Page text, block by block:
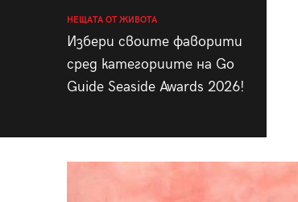
НЕЩАТА ОТ ЖИВОТА
Избери своите фаворити
сред категориите на Go
Guide Seaside Awards 2026!